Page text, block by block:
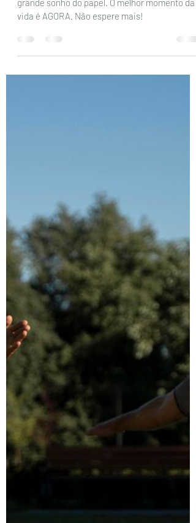
Tem 50 anos e sente vontade de tirar seu
vida é AGORA. Não espere mais!